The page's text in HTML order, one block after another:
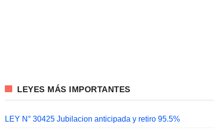
LEYES MÁS IMPORTANTES
LEY N° 30425 Jubilacion anticipada y retiro 95.5%